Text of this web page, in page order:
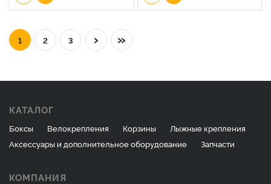
1 2 3 › »
КАТАЛОГ
Боксы Велокрепления Корзины
Лыжные крепления
Аксессуары и дополнительное оборудование
Запчасти
КОМПАНИЯ